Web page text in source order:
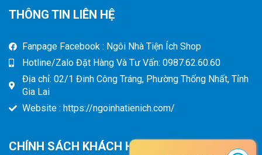
THÔNG TIN LIÊN HỆ
Fanpage Facebook : Ngôi Nhà Tiện Ích Shop
Hotline/Zalo Đặt Hàng Và Tư Vấn: 0987.62.60.60
Địa chỉ: 02/1 Đinh Công Tráng, Phường Thống Nhất, Tỉnh
Gia Lai
Website : https://ngoinhatienich.com/
CHÍNH SÁCH KHÁCH HÀNG